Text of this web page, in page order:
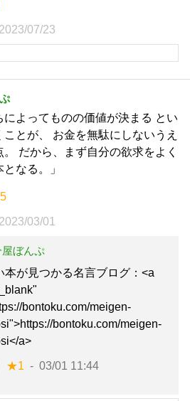
2023/07/23
によってものの価値が決まる とい
ことが、 お金を無駄にしないうえ
だから、まず自分の欲求をよく
なる。」
2023/03/01
ぼんぷ
本が見つかる名言ブログ：<a
bontoku.com/meigen-
bontoku.com/meigen-
a>
★1 03/01 11:44